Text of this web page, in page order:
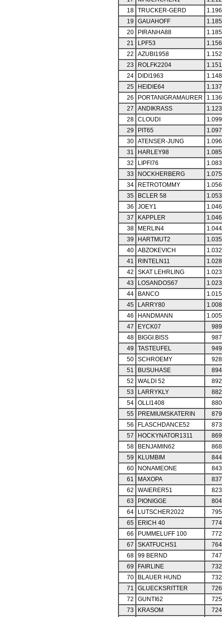
18
TRUCKER-GERD
19
GAUAHOFF
20
PIRANHA88
21
LPF53
22
AZUBI1958
23
ROLFK2204
24
DIDI1963
25
HEIDIE64
26
PORTANIGRAMAURER
27
ANDIKRASS
28
CLOUDI
29
PIT65
30
ATENSER-JUNG
31
HARLEY98
32
LIPFI76
33
NOCKHERBERG
34
RETROTOMMY
35
BCLER 58
36
JOEY1
37
KAPPLER
38
MERLIN4
39
HARTMUT2
40
ABZOKEVICH
41
RINTELN11
42
SKAT LEHRLING
43
LOSANDOS67
44
BANCO
45
LARRY80
46
HANDMANN
47
EYCK07
48
BIGGI.BISS
49
TASTEUFEL
50
SCHROEMY
51
BUSUHASE
52
WALDI 52
53
LARRYKLY
54
OLLI1408
55
PREMIUMSKATERIN
56
FLASCHDANCE52
57
HOCKYNATOR1311
58
BENJAMIN62
59
KLUMBIM
60
NONAMEONE
61
MAXOPA
62
WAIERER51
63
PIONIGGE
64
LUTSCHER2022
65
ERICH 40
66
PUMMELUFF 100
67
SKATFUCHS1
68
99 BERND
69
FAIRLINE
70
BLAUER HUND
71
GLUECKSRITTER
72
GUNTI62
73
KRASOM